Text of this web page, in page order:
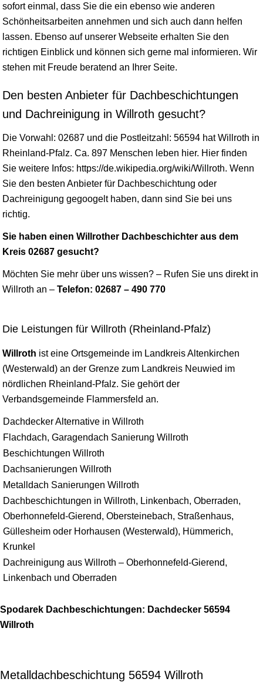
sofort einmal, dass Sie die ein ebenso wie anderen
Schönheitsarbeiten annehmen und sich auch dann helfen
lassen. Ebenso auf unserer Webseite erhalten Sie den
richtigen Einblick und können sich gerne mal informieren. Wir
stehen mit Freude beratend an Ihrer Seite.
Den besten Anbieter für Dachbeschichtungen
und Dachreinigung in Willroth gesucht?
Die Vorwahl: 02687 und die Postleitzahl: 56594 hat Willroth in
Rheinland-Pfalz. Ca. 897 Menschen leben hier. Hier finden
Sie weitere Infos: https://de.wikipedia.org/wiki/Willroth. Wenn
Sie den besten Anbieter für Dachbeschichtung oder
Dachreinigung gegoogelt haben, dann sind Sie bei uns
richtig.
Sie haben einen Willrother Dachbeschichter aus dem
Kreis 02687 gesucht?
Möchten Sie mehr über uns wissen? – Rufen Sie uns direkt in
Willroth an – Telefon: 02687 – 490 770
Die Leistungen für Willroth (Rheinland-Pfalz)
Willroth ist eine Ortsgemeinde im Landkreis Altenkirchen
(Westerwald) an der Grenze zum Landkreis Neuwied im
nördlichen Rheinland-Pfalz. Sie gehört der
Verbandsgemeinde Flammersfeld an.
Dachdecker Alternative in Willroth
Flachdach, Garagendach Sanierung Willroth
Beschichtungen Willroth
Dachsanierungen Willroth
Metalldach Sanierungen Willroth
Dachbeschichtungen in Willroth, Linkenbach, Oberraden,
Oberhonnefeld-Gierend, Obersteinebach, Straßenhaus,
Güllesheim oder Horhausen (Westerwald), Hümmerich,
Krunkel
Dachreinigung aus Willroth – Oberhonnefeld-Gierend,
Linkenbach und Oberraden
Spodarek Dachbeschichtungen: Dachdecker 56594
Willroth
Metalldachbeschichtung 56594 Willroth